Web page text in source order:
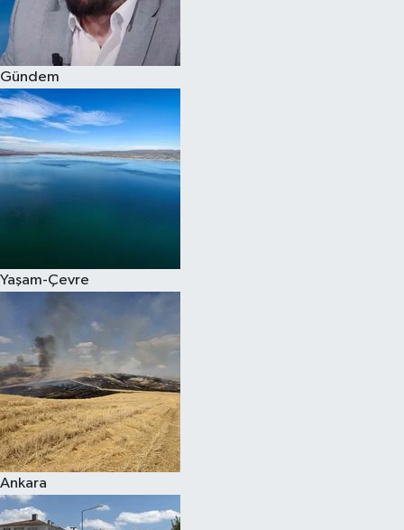
Gündem
Yaşam-Çevre
Ankara
Spor
Burç Yorumları
Çocuk
Eğitim
Kim kimdir?
Kültür Sanat
Sağlık
Siyaset
Teknoloji